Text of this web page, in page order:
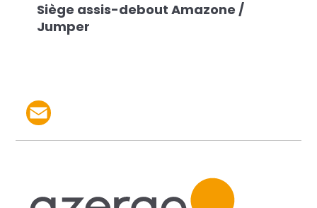
Siège assis-debout Amazone /
Jumper
Partager le produit par